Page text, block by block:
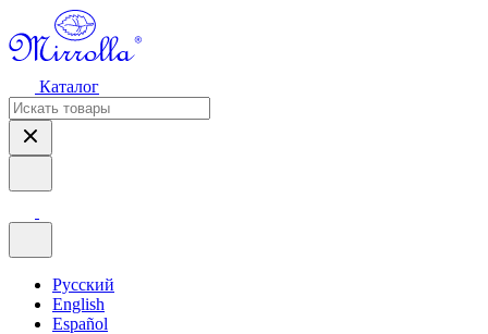
Каталог
Русский
English
Español